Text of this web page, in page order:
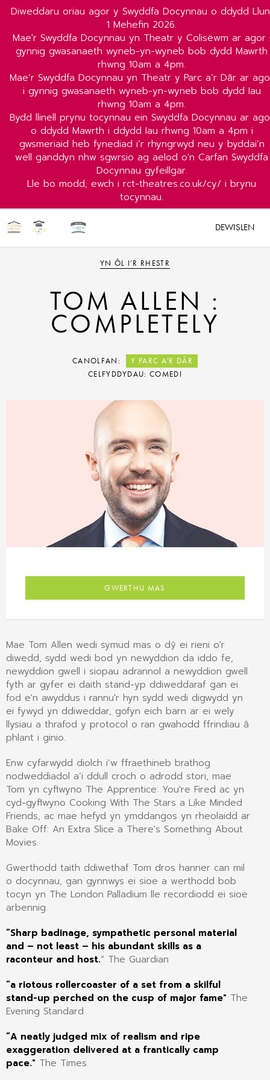
Diweddaru oriau agor y Swyddfa Docynnau o ddydd
1 Mehefin 2026.
Mae'r Swyddfa Docynnau yn Theatr y Colisëwm ar agor
gynnig gwasanaeth wyneb-yn-wyneb bob dydd Mawrth
rhwng 10am a 4pm.
Mae’r Swyddfa Docynnau yn Theatr y Parc a’r Dâr ar
i gynnig gwasanaeth wyneb-yn-wyneb bob dydd Iau
rhwng 10am a 4pm.
Bydd llinell prynu tocynnau ein Swyddfa Docynnau ar
o ddydd Mawrth i ddydd Iau rhwng 10am a 4pm i
gwsmeriaid heb fynediad i’r rhyngrwyd neu y byddai’n
well ganddyn nhw sgwrsio ag aelod o'n Carfan Swyddfa
Docynnau gyfeillgar.
Lle bo modd, ewch i rct-theatres.co.uk/cy/ i brynu
tocynnau.
DEWISLEN
YN ÔL I’R RHESTR
TOM ALLEN :
COMPLETELY
CANOLFAN:
Y PARC A'R DÂR
CELFYDDYDAU: COMEDI
GWERTHU MAS
Mae Tom Allen wedi symud mas o dŷ ei rieni o'r
diwedd, sydd wedi bod yn newyddion da iddo fe,
newyddion gwell i siopau adrannol a newyddion gwell
fyth ar gyfer ei daith stand-yp ddiweddaraf gan ei
fod e'n awyddus i rannu'r hyn sydd wedi digwydd yn
ei fywyd yn ddiweddar, gofyn eich barn ar ei wely
llysiau a thrafod y protocol o ran gwahodd ffrindiau â
phlant i ginio.
Enw cyfarwydd diolch i’w ffraethineb brathog
nodweddiadol a’i ddull croch o adrodd stori, mae
Tom yn cyflwyno The Apprentice: You're Fired ac yn
cyd-gyflwyno Cooking With The Stars a Like Minded
Friends, ac mae hefyd yn ymddangos yn rheolaidd ar
Bake Off: An Extra Slice a There's Something About
Movies.
Gwerthodd taith ddiwethaf Tom dros hanner can mil
o docynnau, gan gynnwys ei sioe a werthodd bob
tocyn yn The London Palladium lle recordiodd ei sioe
arbennig.
“Sharp badinage, sympathetic personal material
and – not least – his abundant skills as a
raconteur and host.” The Guardian
“a riotous rollercoaster of a set from a skilful
stand-up perched on the cusp of major fame" The
Evening Standard
“A neatly judged mix of realism and ripe
exaggeration delivered at a frantically camp
pace." The Times